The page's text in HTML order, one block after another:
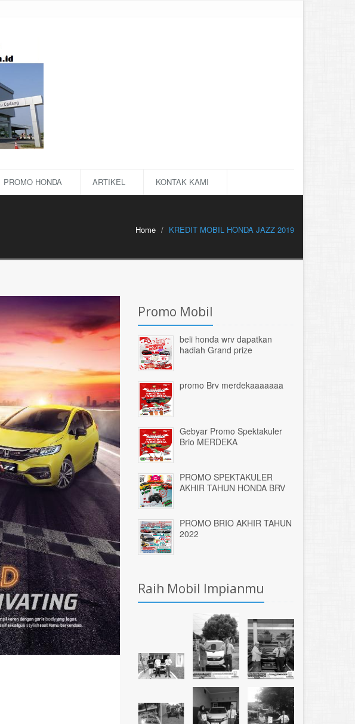
PROMO HONDA ARTIKEL KONTAK KAMI
Home KREDIT MOBIL HONDA JAZZ 2019
Promo Mobil
beli honda wrv dapatkan
hadiah Grand prize
promo Brv merdekaaaaaaa
Gebyar Promo Spektakuler
Brio MERDEKA
PROMO SPEKTAKULER
AKHIR TAHUN HONDA BRV
PROMO BRIO AKHIR TAHUN
2022
Raih Mobil Impianmu